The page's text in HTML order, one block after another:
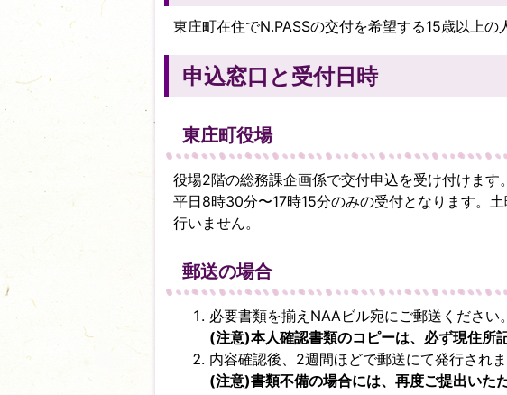
東庄町在住でN.PASSの交付を希望する15歳以上の
申込窓口と受付日時
東庄町役場
役場2階の総務課企画係で交付申込を受け付けます。
平日8時30分〜17時15分のみの受付となります。
行いません。
郵送の場合
必要書類を揃えNAAビル宛にご郵送ください。
(注意)本人確認書類のコピーは、必ず現住所
内容確認後、2週間ほどで郵送にて発行されま
(注意)書類不備の場合には、再度ご提出いた